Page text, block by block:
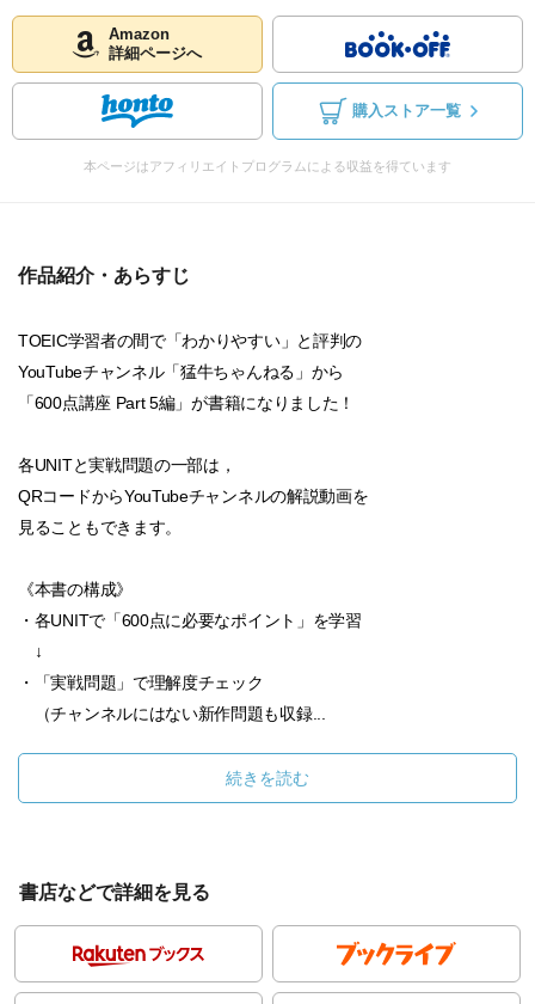
Amazon
詳細ページへ
購入ストア一覧
本ページはアフィリエイトプログラムによる収益を得ています
作品紹介・あらすじ
TOEIC学習者の間で「わかりやすい」と評判の
YouTubeチャンネル「猛牛ちゃんねる」から
「600点講座 Part 5編」が書籍になりました！
各UNITと実戦問題の一部は，
QRコードからYouTubeチャンネルの解説動画を
見ることもできます。
《本書の構成》
・各UNITで「600点に必要なポイント」を学習
↓
・「実戦問題」で理解度チェック
（チャンネルにはない新作問題も収録...
続きを読む
書店などで詳細を見る